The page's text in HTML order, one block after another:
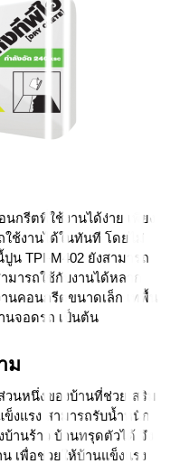
กรีตที่ใช้งานได้ง่าย เพียง
ช้งานได้ในทันที โดยไม่
น TPI-M402 ยังสามารถ
มารถใช้กับงานได้หลาก
คอนกรีตขนาดเล็ก เทพื้น
นจอดรถ เป็นต้น
ม
วนหนึ่งของบ้านที่ช่วยเสริม
งแรง สามารถรับน้ำหนัก
านร้าว บ้านทรุดตัวได้ จึง
เพื่อช่วยให้บ้านแข็งแรง